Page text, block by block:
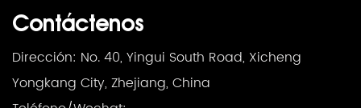
Contáctenos
Dirección: No. 40, Yingui South Road, Xicheng
Yongkang City, Zhejiang, China